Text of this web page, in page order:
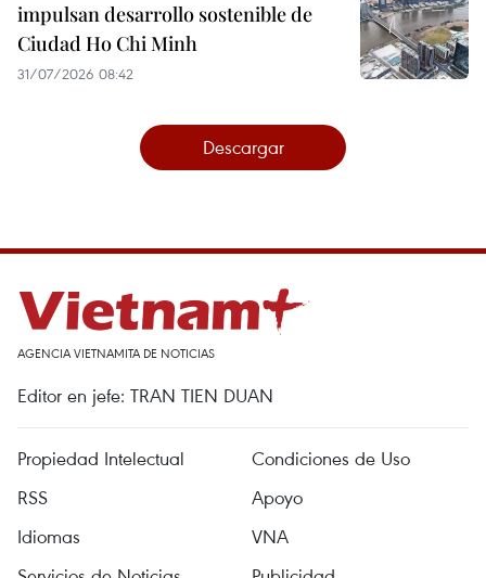
impulsan desarrollo sostenible de
Ciudad Ho Chi Minh
31/07/2026 08:42
Descargar
AGENCIA VIETNAMITA DE NOTICIAS
Editor en jefe: TRAN TIEN DUAN
Propiedad Intelectual
Condiciones de Uso
RSS
Apoyo
Idiomas
VNA